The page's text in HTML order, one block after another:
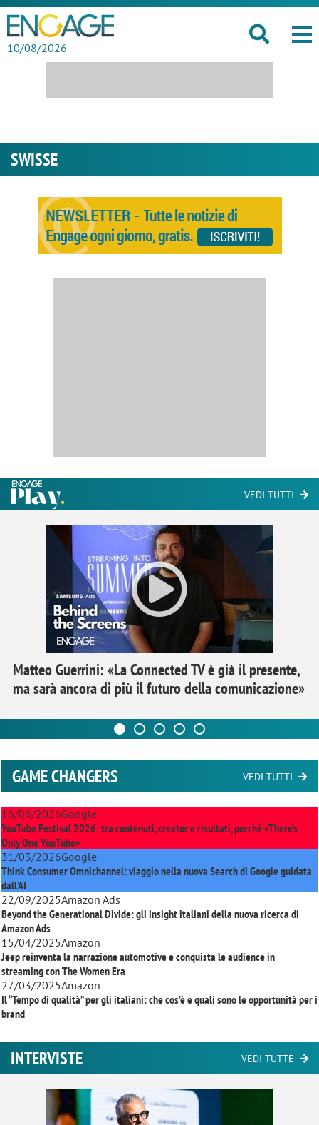
10/08/2026
SWISSE
VEDI TUTTI
Matteo Guerrini: «La Connected TV è già il presente,
ma sarà ancora di più il futuro della comunicazione»
GAME CHANGERS VEDI TUTTI
16/06/2026Google
YouTube Festival 2026: tra contenuti, creator e risultati, perché «There’s
Only One YouTube»
31/03/2026Google
Think Consumer Omnichannel: viaggio nella nuova Search di Google guidata
dall'AI
22/09/2025Amazon Ads
Beyond the Generational Divide: gli insight italiani della nuova ricerca di
Amazon Ads
15/04/2025Amazon
Jeep reinventa la narrazione automotive e conquista le audience in
streaming conThe Women Era
27/03/2025Amazon
Il “Tempo di qualità” per gli italiani: che cos’è e quali sono le opportunità per i
brand
INTERVISTE VEDI TUTTE